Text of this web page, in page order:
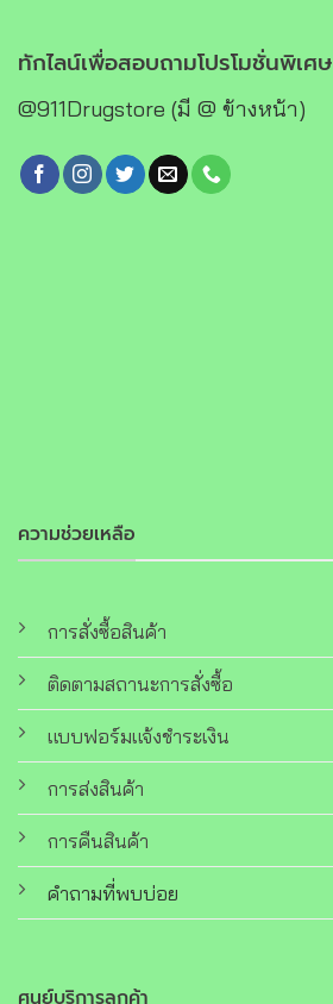
ความช่วยเหลือ
การสั่งซื้อสินค้า
ติดตามสถานะการสั่งซื้อ
แบบฟอร์มแจ้งชำระเงิน
การส่งสินค้า
การคืนสินค้า
คำถามที่พบบ่อย
ศูนย์บริการลูกค้า
ทักไลน์เพื่อสอบถามโปรโมชั่นพิเศษ
@911Drugstore (มี @ ข้างหน้า)